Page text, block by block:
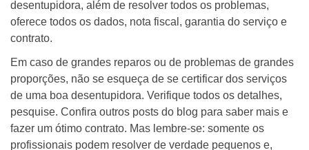
desentupidora, além de resolver todos os problemas,
oferece todos os dados, nota fiscal, garantia do serviço e
contrato.
Em caso de grandes reparos ou de problemas de grandes
proporções, não se esqueça de se certificar dos serviços
de uma boa desentupidora. Verifique todos os detalhes,
pesquise. Confira outros posts do blog para saber mais e
fazer um ótimo contrato. Mas lembre-se: somente os
profissionais podem resolver de verdade pequenos e,